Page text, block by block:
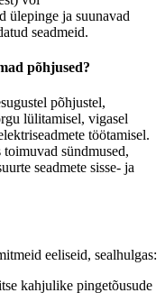
ülepinge ja suunavad
seadmeid.
põhjused?
põhjustel,
lülitamisel, vigasel
töötamisel.
sündmused,
seadmete sisse- ja
eeliseid, sealhulgas:
kahjulike pingetõusude